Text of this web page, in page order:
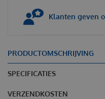
Klanten geven
PRODUCTOMSCHRIJVING
SPECIFICATIES
VERZENDKOSTEN